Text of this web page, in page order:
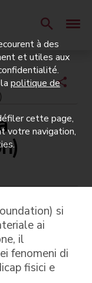
si
ai
il
fenomeni di
fisici e
à des
et utiles aux
politique de
cette page,
votre navigation,